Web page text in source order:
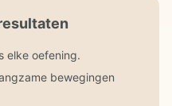
elke oefening.
bewegingen